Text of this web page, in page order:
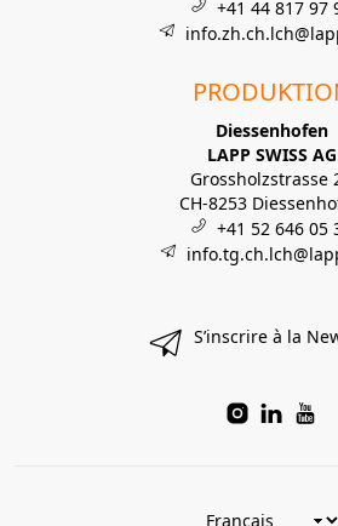
+41 44 817 97
Diessenhofen
LAPP SWISS AG
Grossholzstrasse
CH-8253
+41 52 646 05
S’inscrire à la